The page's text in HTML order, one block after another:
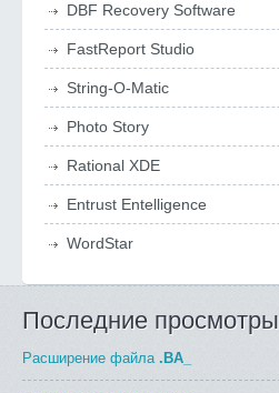
DBF Recovery Software
FastReport Studio
String-O-Matic
Photo Story
Rational XDE
Entrust Entelligence
WordStar
Последние просмотры
Расширение файла .BA_